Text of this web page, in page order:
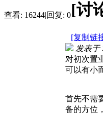
查看: 16244|回复: 0[讨
[复制链
发表于
对初次置
可以有小
首先不需
备的方位